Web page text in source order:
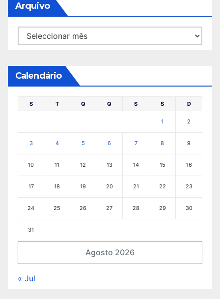
Arquivo
Arquivo
Calendário
Agosto 2026
S T Q Q S S D
1 2
3 4 5 6 7 8 9
10 11 12 13 14 15 16
17 18 19 20 21 22 23
24 25 26 27 28 29 30
31
« Jul